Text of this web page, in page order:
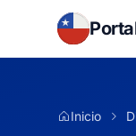
Inicio